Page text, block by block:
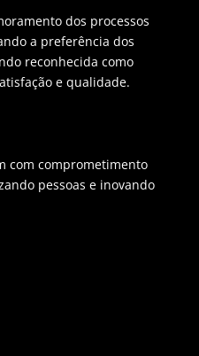
dos processos
a preferência dos
reconhecida como
e qualidade.
com comprometimento
pessoas e inovando